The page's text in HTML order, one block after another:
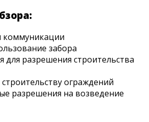
коммуникации
забора
для разрешения строительства
ограждений
разрешения на возведение